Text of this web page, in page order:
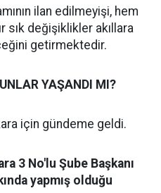
ilan edilmeyişi, hem
sık değişiklikler akıllara
getirmektedir.
YAŞANDI MI?
için gündeme geldi.
3 No'lu Şube Başkanı
yapmış olduğu